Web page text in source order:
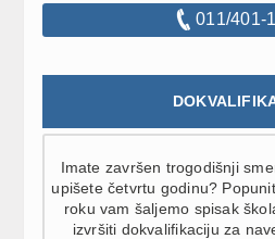
011/401-
Imate završen trogodišnji
upišete četvrtu godinu?
roku vam šaljemo spisak
izvršiti dokvalifikaciju za